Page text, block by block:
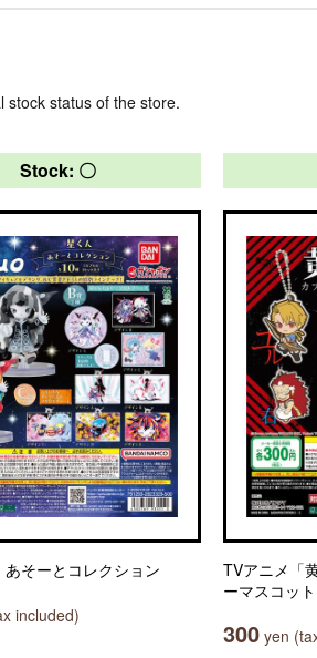
stock status of the store.
Stock: 〇
そーとコレクション
included)
TVアニメ「
ーマスコット
300 yen